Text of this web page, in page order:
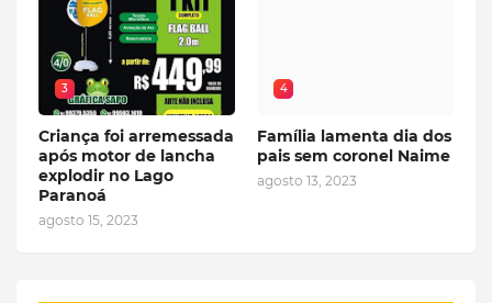
3
Criança foi arremessada
após motor de lancha
explodir no Lago
Paranoá
agosto 15, 2023
4
Família lamenta dia dos
pais sem coronel Naime
agosto 13, 2023